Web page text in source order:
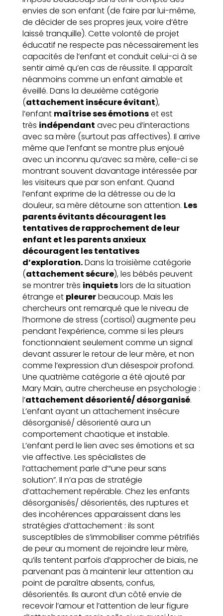
envies de son enfant (de faire par lui-même,
de décider de ses propres jeux, voire d’être
laissé tranquille). Cette volonté de projet
éducatif ne respecte pas nécessairement les
capacités de l’enfant et conduit celui-ci à se
sentir aimé qu’en cas de réussite. Il apparaît
néanmoins comme un enfant aimable et
éveillé. Dans la deuxième catégorie
(attachement insécure évitant),
l’enfant maîtrise ses émotionset est
très indépendant avec peu d’interactions
avec sa mère (surtout pas affectives). Il arrive
même que l’enfant se montre plus enjoué
avec un inconnu qu’avec sa mère, celle-ci se
montrant souvent davantage intéressée par
les visiteurs que par son enfant. Quand
l’enfant exprime de la détresse ou de la
douleur, sa mère détourne son attention. Les
parents évitants découragent les
tentatives de rapprochement de leur
enfant et les parents anxieux
découragent les tentatives
d’exploration.Dans la troisième catégorie
(attachement sécure), les bébés peuvent
se montrer très inquietslors de la situation
étrange et pleurerbeaucoup. Mais les
chercheurs ont remarqué que le niveau de
l’hormone de stress (cortisol) augmente peu
pendant l’expérience, comme si les pleurs
fonctionnaient seulement comme un signal
devant assurer le retour de leur mère, et non
comme l’expression d’un désespoir profond.
Une quatrième catégorie a été ajouté par
Mary Main, autre chercheuse en psychologie :
l’attachement désorienté/ désorganisé.
L’enfant ayant un attachement insécure
désorganisé/ désorienté aura un
comportement chaotique et instable.
L’enfant perd le lien avec ses émotions et sa
vie affective. Les spécialistes de
l’attachement parle d’“une peur sans
solution”. Il n’a pas de stratégie
d’attachement repérable. Chez les enfants
désorganisés/ désorientés, des ruptures et
des incohérences apparaissent dans les
stratégies d’attachement : ils sont
susceptibles de s’immobiliser comme pétrifiés
de peur au moment de rejoindre leur mère,
qu’ils tentent parfois d’approcher de biais, ne
parvenant pas à maintenir leur attention au
point de paraître absents, confus,
désorientés. Ils auront d’un côté envie de
recevoir l’amour et l’attention de leur figure